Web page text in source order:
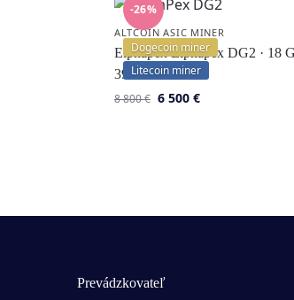
-26%
Dogecoin miner
Litecoin miner
ALTCOIN ASIC MINER
Elphapex Elphapex DG2 · 18
3960 W
8 800€ 6 500 €
Prevádzkovateľ